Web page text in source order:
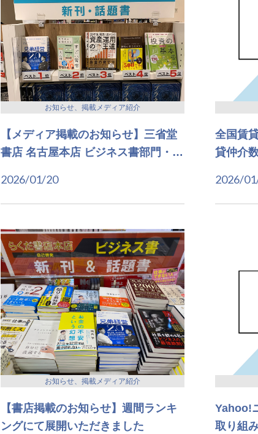
お知らせ、掲載メディア紹介
【メディア掲載のお知らせ】三省堂
書店 名古屋本店 ビジネス書部門・ …
2026/01/20
全国賃
貸仲介
2026/
お知らせ、掲載メディア紹介
【書店掲載のお知らせ】週間ランキ
ングにて展開いただきました
Yahoo!
取り組